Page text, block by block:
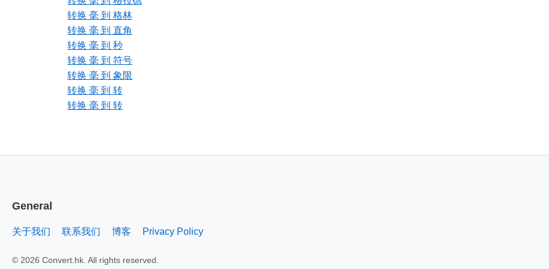
转换 毫 到 格林
转换 毫 到 直角
转换 毫 到 秒
转换 毫 到 符号
转换 毫 到 象限
转换 毫 到 转
转换 毫 到 转
General
关于我们 联系我们 博客 Privacy Policy
© 2026 Convert.hk. All rights reserved.